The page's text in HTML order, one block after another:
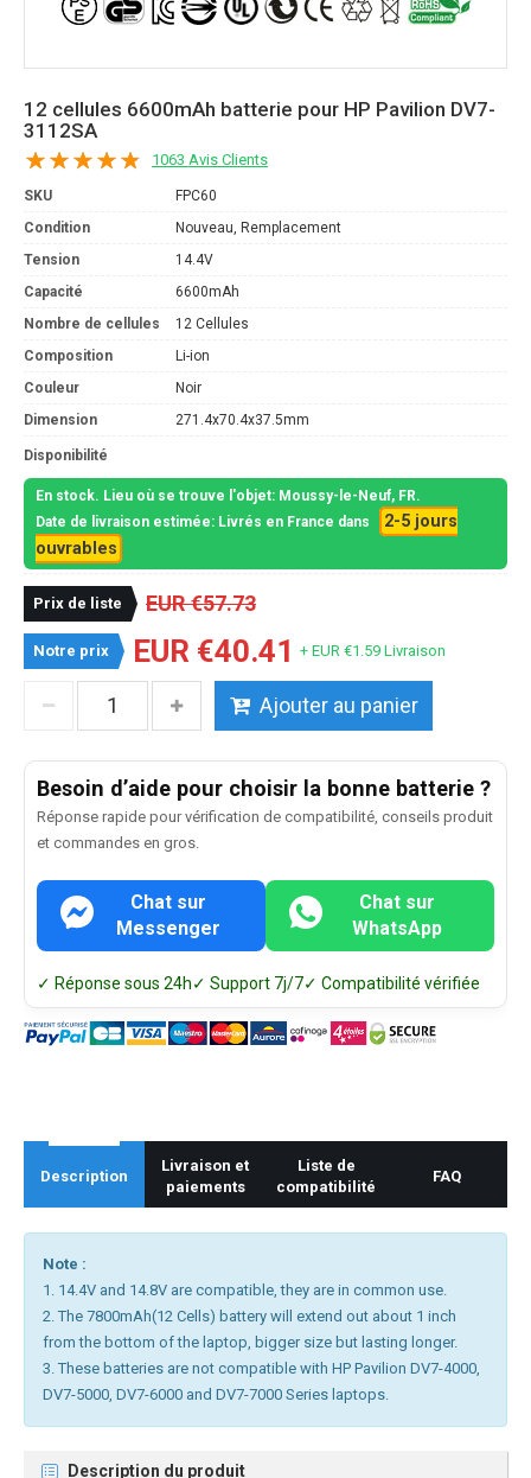
12 cellules 6600mAh batterie pour HP Pavilion DV7-
3112SA
1063 Avis Clients
SKU
FPC60
Condition
Nouveau, Remplacement
Tension
14.4V
Capacité
6600mAh
Nombre de cellules
12 Cellules
Composition
Li-ion
Couleur
Noir
Dimension
271.4x70.4x37.5mm
Disponibilité
En stock. Lieu où se trouve l'objet: Moussy-le-Neuf, FR.
Date de livraison estimée: Livrés en France dans
2-5 jours
ouvrables
Prix de liste EUR €57.73
Notre prix EUR €40.41 + EUR €1.59 Livraison
Ajouter au panier
Besoin d’aide pour choisir la bonne batterie ?
Réponse rapide pour vérification de compatibilité, conseils produit
et commandes en gros.
Chat sur
Messenger
Chat sur
WhatsApp
✓ Réponse sous 24h✓ Support 7j/7✓ Compatibilité vérifiée
Description
Livraison et
paiements
Liste de
compatibilité
FAQ
Note :
1. 14.4V and 14.8V are compatible, they are in common use.
2. The 7800mAh(12 Cells) battery will extend out about 1 inch
from the bottom of the laptop, bigger size but lasting longer.
3. These batteries are not compatible with HP Pavilion DV7-4000,
DV7-5000, DV7-6000 and DV7-7000 Series laptops.
Description du produit